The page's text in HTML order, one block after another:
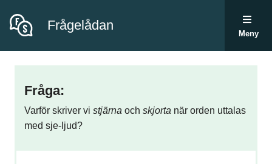
Frågelådan
Meny
Fråga:
Varför skriver vi stjärna och skjorta när orden uttalas
med sje-ljud?